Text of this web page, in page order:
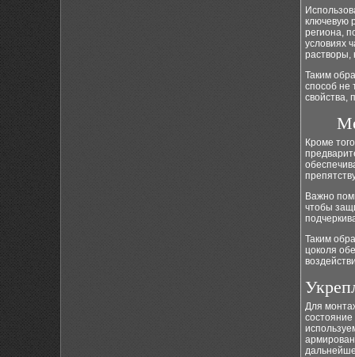
ключевую
региона,
условиях
растворы,
Таким
способ не
свойства,
Кроме
Важно
чтобы
Таким
цоколя
Для
состояние